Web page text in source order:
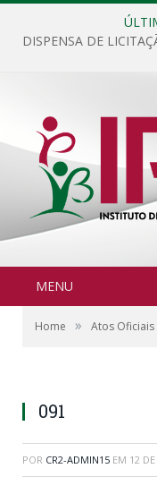
MENU
Home » Atos Oficiais
091
POR CR2-ADMIN15 EM 12